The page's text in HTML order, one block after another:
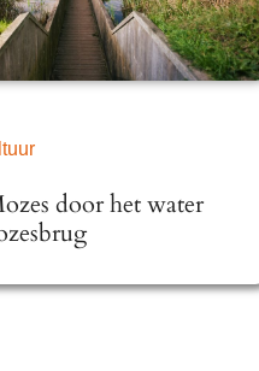
door het water